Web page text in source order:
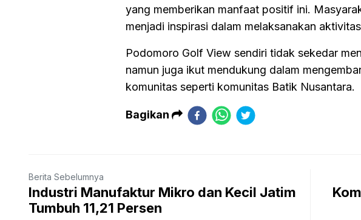
yang memberikan manfaat positif ini.
menjadi inspirasi dalam melaksanakan
Podomoro Golf View sendiri tidak sekedar
namun juga ikut mendukung dalam
komunitas seperti komunitas Batik Nusantara.
Bagikan
Berita Sebelumnya
Industri Manufaktur Mikro dan Kecil Jatim
Tumbuh 11,21 Persen